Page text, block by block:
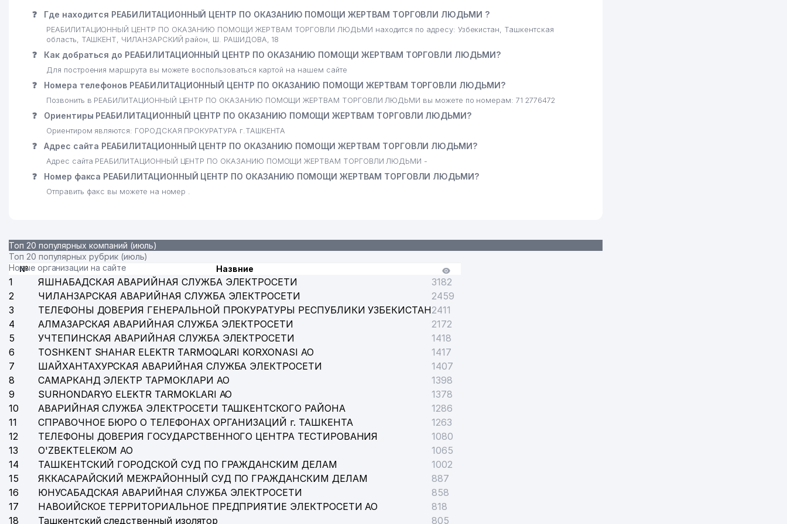
❓ Где находится РЕАБИЛИТАЦИОННЫЙ ЦЕНТР ПО ОКАЗАНИЮ ПОМОЩИ ЖЕРТВАМ ТОРГОВЛИ ЛЮДЬМИ ?
РЕАБИЛИТАЦИОННЫЙ ЦЕНТР ПО ОКАЗАНИЮ ПОМОЩИ ЖЕРТВАМ ТОРГОВЛИ ЛЮДЬМИ находится по адресу: Узбекистан, Ташкентская
область, ТАШКЕНТ, ЧИЛАНЗАРСКИЙ район, Ш. РАШИДОВА, 18
❓ Как добраться до РЕАБИЛИТАЦИОННЫЙ ЦЕНТР ПО ОКАЗАНИЮ ПОМОЩИ ЖЕРТВАМ ТОРГОВЛИ ЛЮДЬМИ?
Для построения маршрута вы можете воспользоваться картой на нашем сайте
❓ Номера телефонов РЕАБИЛИТАЦИОННЫЙ ЦЕНТР ПО ОКАЗАНИЮ ПОМОЩИ ЖЕРТВАМ ТОРГОВЛИ ЛЮДЬМИ?
Позвонить в РЕАБИЛИТАЦИОННЫЙ ЦЕНТР ПО ОКАЗАНИЮ ПОМОЩИ ЖЕРТВАМ ТОРГОВЛИ ЛЮДЬМИ вы можете по номерам: 71 2776472
❓ Ориентиры РЕАБИЛИТАЦИОННЫЙ ЦЕНТР ПО ОКАЗАНИЮ ПОМОЩИ ЖЕРТВАМ ТОРГОВЛИ ЛЮДЬМИ?
Ориентиром являются: ГОРОДСКАЯ ПРОКУРАТУРА г.ТАШКЕНТА
❓ Адрес сайта РЕАБИЛИТАЦИОННЫЙ ЦЕНТР ПО ОКАЗАНИЮ ПОМОЩИ ЖЕРТВАМ ТОРГОВЛИ ЛЮДЬМИ?
Адрес сайта РЕАБИЛИТАЦИОННЫЙ ЦЕНТР ПО ОКАЗАНИЮ ПОМОЩИ ЖЕРТВАМ ТОРГОВЛИ ЛЮДЬМИ -
❓ Номер факса РЕАБИЛИТАЦИОННЫЙ ЦЕНТР ПО ОКАЗАНИЮ ПОМОЩИ ЖЕРТВАМ ТОРГОВЛИ ЛЮДЬМИ?
Отправить факс вы можете на номер .
Топ 20 популярных компаний (июль)
Топ 20 популярных рубрик (июль)
Новые организации на сайте
№ Назвние
1 ЯШНАБАДСКАЯ АВАРИЙНАЯ СЛУЖБА ЭЛЕКТРОСЕТИ
3182
2
ЧИЛАНЗАРСКАЯ АВАРИЙНАЯ СЛУЖБА ЭЛЕКТРОСЕТИ
2459
3
ТЕЛЕФОНЫ ДОВЕРИЯ ГЕНЕРАЛЬНОЙ ПРОКУРАТУРЫ РЕСПУБЛИКИ УЗБЕКИСТАН2411
4
АЛМАЗАРСКАЯ АВАРИЙНАЯ СЛУЖБА ЭЛЕКТРОСЕТИ
2172
5
УЧТЕПИНСКАЯ АВАРИЙНАЯ СЛУЖБА ЭЛЕКТРОСЕТИ
1418
6
TOSHKENT SHAHAR ELEKTR TARMOQLARI KORXONASI АО
1417
7
ШАЙХАНТАХУРСКАЯ АВАРИЙНАЯ СЛУЖБА ЭЛЕКТРОСЕТИ
1407
8
САМАРКАНД ЭЛЕКТР ТАРМОКЛАРИ АО
1398
9
SURHONDARYO ELEKTR TARMOKLARI АО
1378
10
АВАРИЙНАЯ СЛУЖБА ЭЛЕКТРОСЕТИ ТАШКЕНТСКОГО РАЙОНА
1286
11
СПРАВОЧНОЕ БЮРО О ТЕЛЕФОНАХ ОРГАНИЗАЦИЙ г. ТАШКЕНТА
1263
12
ТЕЛЕФОНЫ ДОВЕРИЯ ГОСУДАРСТВЕННОГО ЦЕНТРА ТЕСТИРОВАНИЯ
1080
13
O'ZBEKTELEKOM АО
1065
14
ТАШКЕНТСКИЙ ГОРОДСКОЙ СУД ПО ГРАЖДАНСКИМ ДЕЛАМ
1002
15
ЯККАСАРАЙСКИЙ МЕЖРАЙОННЫЙ СУД ПО ГРАЖДАНСКИМ ДЕЛАМ
887
16
ЮНУСАБАДСКАЯ АВАРИЙНАЯ СЛУЖБА ЭЛЕКТРОСЕТИ
858
17
НАВОИЙСКОЕ ТЕРРИТОРИАЛЬНОЕ ПРЕДПРИЯТИЕ ЭЛЕКТРОСЕТИ АО
818
18
Ташкентский следственный изолятор 805